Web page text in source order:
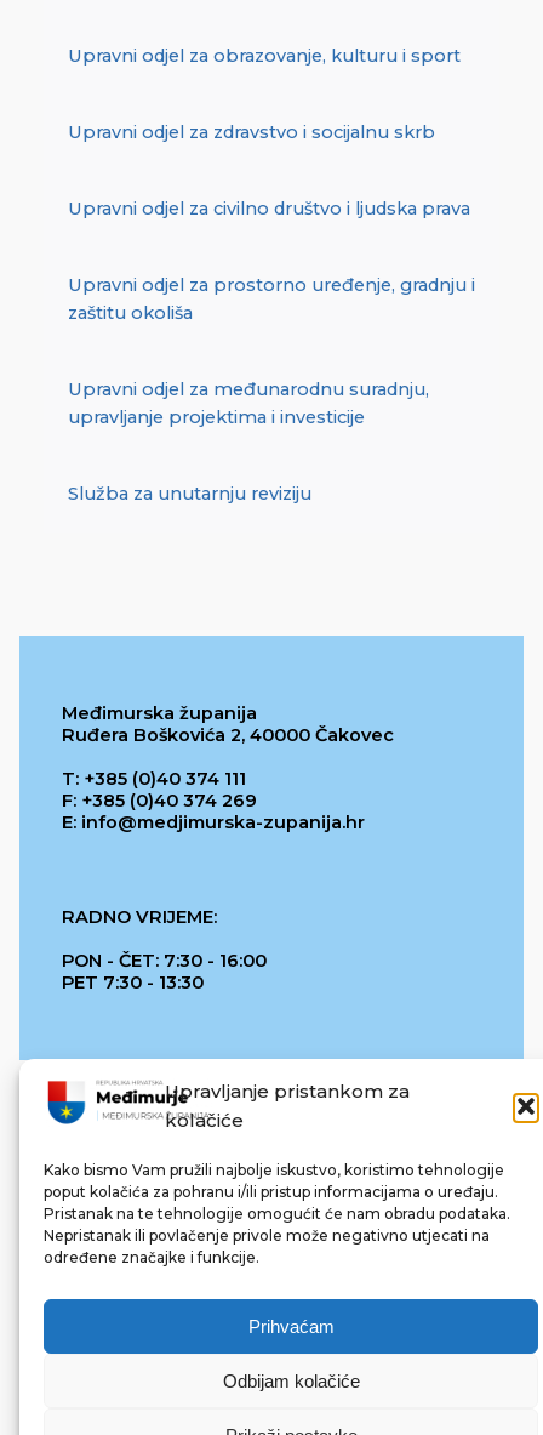
Upravljanje pristankom za
kolačiće
Kako bismo Vam pružili najbolje iskustvo, koristimo tehnologije
poput kolačića za pohranu i/ili pristup informacijama o uređaju.
Pristanak na te tehnologije omogućit će nam obradu podataka.
Nepristanak ili povlačenje privole može negativno utjecati na
određene značajke i funkcije.
Prihvaćam
Odbijam kolačiće
Upravni odjel za obrazovanje, kulturu i sport
Upravni odjel za zdravstvo i socijalnu skrb
Upravni odjel za civilno društvo i ljudska prava
Upravni odjel za prostorno uređenje, gradnju i
zaštitu okoliša
Upravni odjel za međunarodnu suradnju,
upravljanje projektima i investicije
Služba za unutarnju reviziju
Međimurska županija
Ruđera Boškovića 2, 40000 Čakovec
T: +385 (0)40 374 111
F: +385 (0)40 374 269
E: info@medjimurska-zupanija.hr
RADNO VRIJEME:
PON - ČET: 7:30 - 16:00
PET 7:30 - 13:30
REPUBLIKA HRVATSKA
© 2022 Međimurska županija. Sva prava pridržana.